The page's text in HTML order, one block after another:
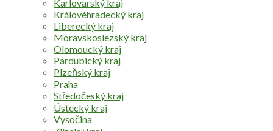
Karlovarský kraj
Královéhradecký kraj
Liberecký kraj
Moravskoslezský kraj
Olomoucký kraj
Pardubický kraj
Plzeňský kraj
Praha
Středočeský kraj
Ústecký kraj
Vysočina